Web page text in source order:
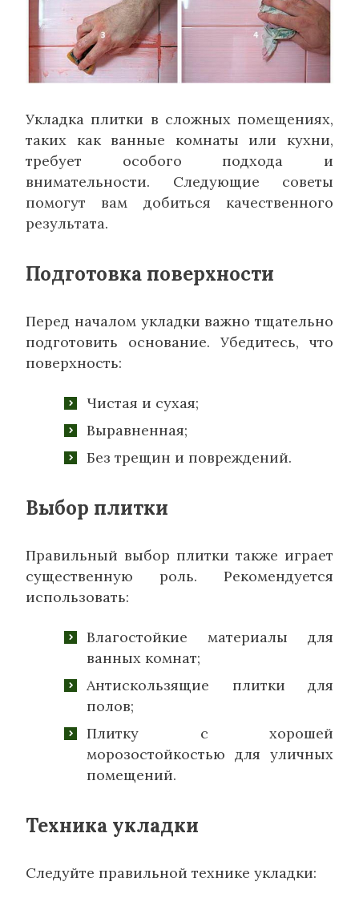
Укладка плитки в сложных помещениях,
таких как ванные комнаты или кухни,
требует особого подхода и
внимательности. Следующие советы
помогут вам добиться качественного
результата.
Подготовка поверхности
Перед началом укладки важно тщательно
подготовить основание. Убедитесь, что
поверхность:
Чистая и сухая;
Выравненная;
Без трещин и повреждений.
Выбор плитки
Правильный выбор плитки также играет
существенную роль. Рекомендуется
использовать:
Влагостойкие материалы для
ванных комнат;
Антискользящие плитки для
полов;
Плитку с хорошей
морозостойкостью для уличных
помещений.
Техника укладки
Следуйте правильной технике укладки: